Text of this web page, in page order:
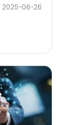
化服務創造
的影音處理
碼資訊。
態資訊處
何落地在不
2025-06-26